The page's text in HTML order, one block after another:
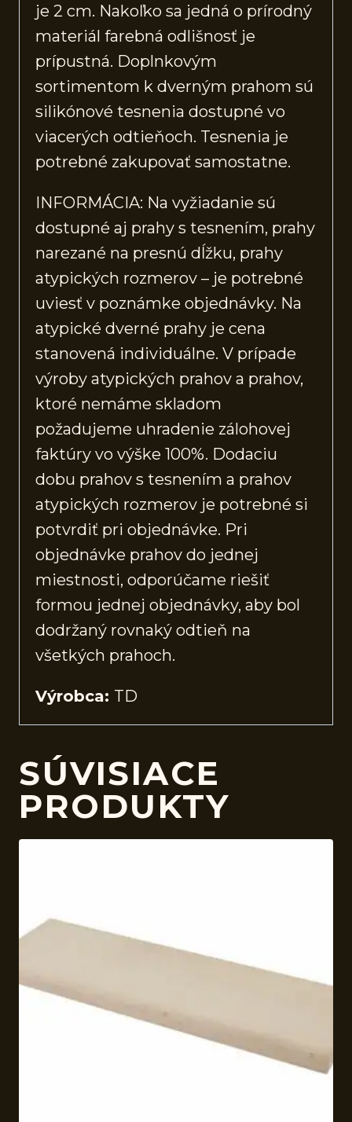
je 2 cm. Nakoľko sa jedná o prírodný
materiál farebná odlišnosť je
prípustná. Doplnkovým
sortimentom k dverným prahom sú
silikónové tesnenia dostupné vo
viacerých odtieňoch. Tesnenia je
potrebné zakupovať samostatne.
INFORMÁCIA: Na vyžiadanie sú
dostupné aj prahy s tesnením, prahy
narezané na presnú dĺžku, prahy
atypických rozmerov – je potrebné
uviesť v poznámke objednávky. Na
atypické dverné prahy je cena
stanovená individuálne. V prípade
výroby atypických prahov a prahov,
ktoré nemáme skladom
požadujeme uhradenie zálohovej
faktúry vo výške 100%. Dodaciu
dobu prahov s tesnením a prahov
atypických rozmerov je potrebné si
potvrdiť pri objednávke. Pri
objednávke prahov do jednej
miestnosti, odporúčame riešiť
formou jednej objednávky, aby bol
dodržaný rovnaký odtieň na
všetkých prahoch.
Výrobca: TD
SÚVISIACE
PRODUKTY